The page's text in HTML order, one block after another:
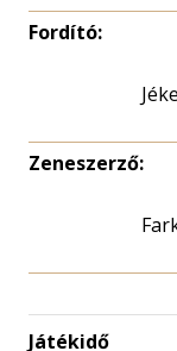
Fordító:
Zeneszerző:
Játékidő